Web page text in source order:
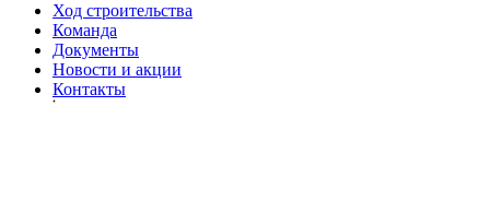
Ход строительства
Команда
Документы
Новости и акции
Контакты